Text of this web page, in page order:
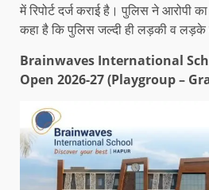
में रिपोर्ट दर्ज कराई है। पुलिस ने आरोपी
कहा है कि पुलिस जल्दी ही लड़की व लड़के
Brainwaves International
Open 2026-27 (Playgroup –